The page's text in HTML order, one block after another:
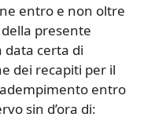
entro e non oltre
della presente
data certa di
dei recapiti per il
entro
sin d’ora di: